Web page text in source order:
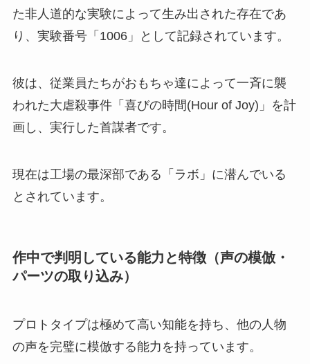
た非人道的な実験によって生み出された存在であ
り、実験番号「1006」として記録されています。
彼は、従業員たちがおもちゃ達によって一斉に襲
われた大虐殺事件「喜びの時間(Hour of Joy)」を計
画し、実行した首謀者です。
現在は工場の最深部である「ラボ」に潜んでいる
とされています。
作中で判明している能力と特徴（声の模倣・
パーツの取り込み）
プロトタイプは極めて高い知能を持ち、他の人物
の声を完璧に模倣する能力を持っています。